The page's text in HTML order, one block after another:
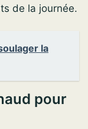
de la journée.
la
pour